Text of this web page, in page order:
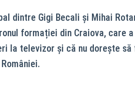
dintre Gigi Becali și Mihai
formației din Craiova, care
la televizor și că nu dorește